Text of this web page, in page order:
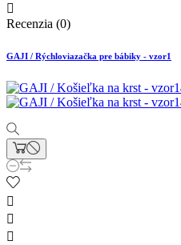

Recenzia (0)
GAJI / Rýchloviazačka pre bábiky - vzor1


